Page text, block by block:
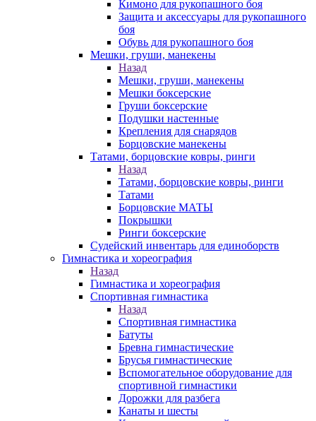
Кимоно для рукопашного боя
Защита и аксессуары для рукопашного
боя
Обувь для рукопашного боя
Мешки, груши, манекены
Назад
Мешки, груши, манекены
Мешки боксерские
Груши боксерские
Подушки настенные
Крепления для снарядов
Борцовские манекены
Татами, борцовские ковры, ринги
Назад
Татами, борцовские ковры, ринги
Татами
Борцовские МАТЫ
Покрышки
Ринги боксерские
Судейский инвентарь для единоборств
Гимнастика и хореография
Назад
Гимнастика и хореография
Спортивная гимнастика
Назад
Спортивная гимнастика
Батуты
Бревна гимнастические
Брусья гимнастические
Вспомогательное оборудование для
спортивной гимнастики
Дорожки для разбега
Канаты и шесты